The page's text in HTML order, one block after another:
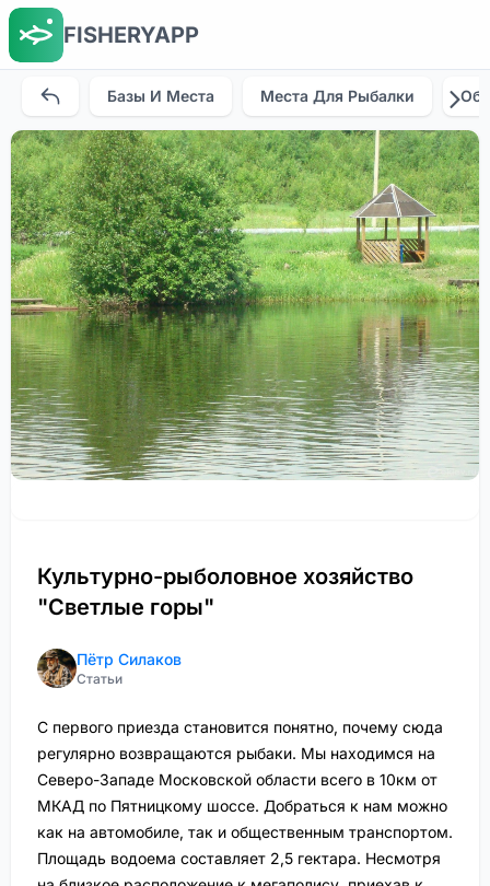
FISHERYAPP
Базы И Места Места Для Рыбалки
Культурно-рыболовное хозяйство
"Светлые горы"
Пётр Силаков
Статьи
С первого приезда становится понятно, почему сюда
регулярно возвращаются рыбаки. Мы находимся на
Северо-Западе Московской области всего в 10км от
МКАД по Пятницкому шоссе. Добраться к нам можно
как на автомобиле, так и общественным транспортом.
Площадь водоема составляет 2,5 гектара. Несмотря